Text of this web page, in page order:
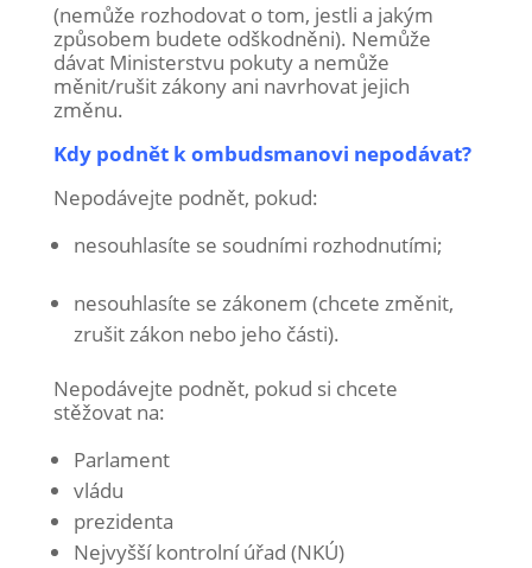
(nemůže rozhodovat o tom, jestli a jakým
způsobem budete odškodněni). Nemůže
dávat Ministerstvu pokuty a nemůže
měnit/rušit zákony ani navrhovat jejich
změnu.
Kdy podnět k ombudsmanovi nepodávat?
Nepodávejte podnět, pokud:
nesouhlasíte se soudními rozhodnutími;
nesouhlasíte se zákonem (chcete změnit,
zrušit zákon nebo jeho části).
Nepodávejte podnět, pokud si chcete
stěžovat na:
Parlament
vládu
prezidenta
Nejvyšší kontrolní úřad (NKÚ)